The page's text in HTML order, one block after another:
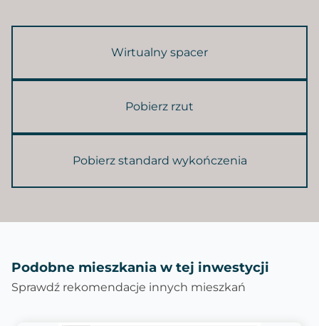
Wirtualny spacer
Pobierz rzut
Pobierz standard wykończenia
Podobne mieszkania w tej inwestycji
Sprawdź rekomendacje innych mieszkań